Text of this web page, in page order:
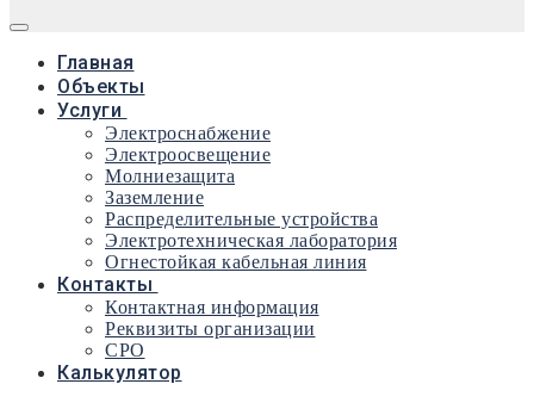
Главная
Объекты
Услуги
Электроснабжение
Электроосвещение
Молниезащита
Заземление
Распределительные устройства
Электротехническая лаборатория
Огнестойкая кабельная линия
Контакты
Контактная информация
Реквизиты организации
СРО
Калькулятор